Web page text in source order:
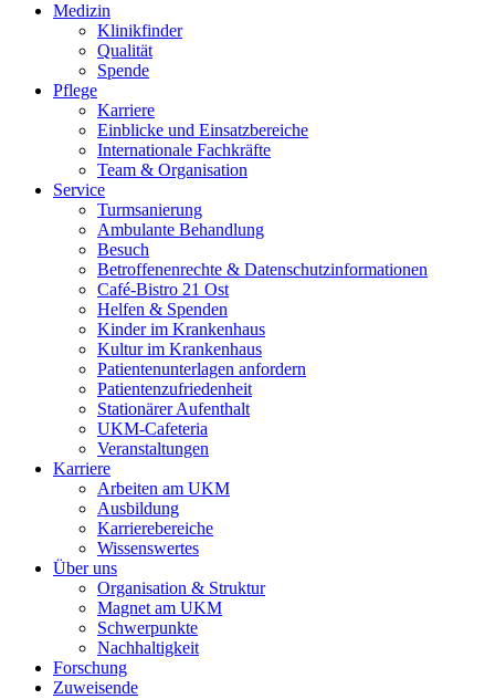
Medizin
Klinikfinder
Qualität
Spende
Pflege
Karriere
Einblicke und Einsatzbereiche
Internationale Fachkräfte
Team & Organisation
Service
Turmsanierung
Ambulante Behandlung
Besuch
Betroffenenrechte & Datenschutzinformationen
Café-Bistro 21 Ost
Helfen & Spenden
Kinder im Krankenhaus
Kultur im Krankenhaus
Patientenunterlagen anfordern
Patientenzufriedenheit
Stationärer Aufenthalt
UKM-Cafeteria
Veranstaltungen
Karriere
Arbeiten am UKM
Ausbildung
Karrierebereiche
Wissenswertes
Über uns
Organisation & Struktur
Magnet am UKM
Schwerpunkte
Nachhaltigkeit
Forschung
Zuweisende